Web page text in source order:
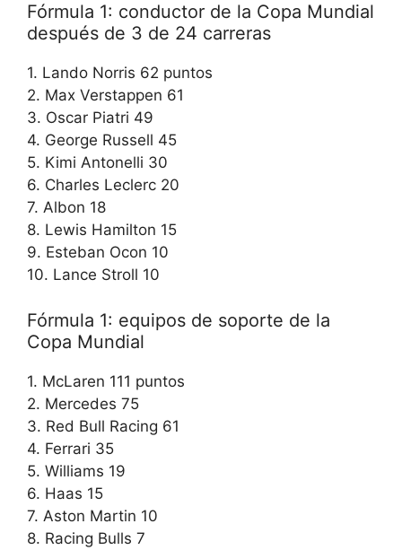
Fórmula 1: conductor de la Copa Mundial
después de 3 de 24 carreras
1. Lando Norris 62 puntos
2. Max Verstappen 61
3. Oscar Piatri 49
4. George Russell 45
5. Kimi Antonelli 30
6. Charles Leclerc 20
7. Albon 18
8. Lewis Hamilton 15
9. Esteban Ocon 10
10. Lance Stroll 10
Fórmula 1: equipos de soporte de la
Copa Mundial
1. McLaren 111 puntos
2. Mercedes 75
3. Red Bull Racing 61
4. Ferrari 35
5. Williams 19
6. Haas 15
7. Aston Martin 10
8. Racing Bulls 7